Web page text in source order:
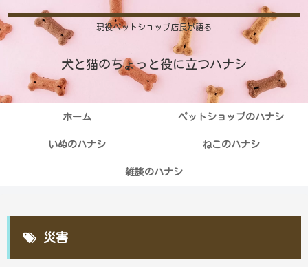
現役ペットショップ店長が語る
犬と猫のちょっと役に立つハナシ
ホーム ペットショップのハナシ
いぬのハナシ ねこのハナシ
雑談のハナシ
災害